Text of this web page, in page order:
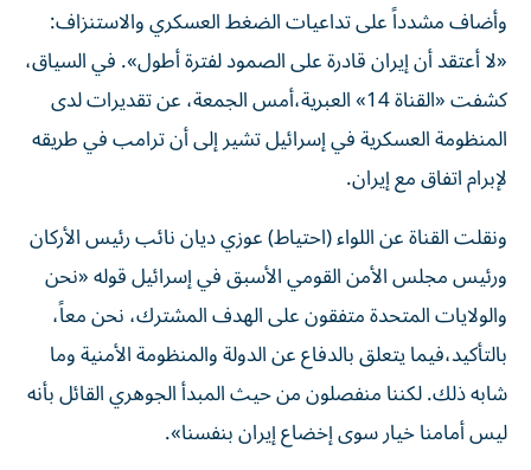
وأضاف مشدداً على تداعيات الضغط العسكري والاستنزاف:
«لا أعتقد أن إيران قادرة على الصمود لفترة أطول». في السياق،
كشفت «القناة 14» العبرية،أمس الجمعة، عن تقديرات لدى
المنظومة العسكرية في إسرائيل تشير إلى أن ترامب في طريقه
لإبرام اتفاق مع إيران.
ونقلت القناة عن اللواء (احتياط) عوزي ديان نائب رئيس الأركان
ورئيس مجلس الأمن القومي الأسبق في إسرائيل قوله «نحن
والولايات المتحدة متفقون على الهدف المشترك، نحن معاً،
بالتأكيد،فيما يتعلق بالدفاع عن الدولة والمنظومة الأمنية وما
شابه ذلك. لكننا منفصلون من حيث المبدأ الجوهري القائل بأنه
ليس أمامنا خيار سوى إخضاع إيران بنفسنا».